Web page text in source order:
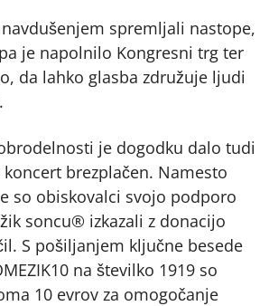
spremljali nastope,
je napolnilo Kongresni trg ter
da lahko glasba združuje ljudi
je dogodku dalo tudi
brezplačen. Namesto
so obiskovalci svojo podporo
soncu® izkazali z donacijo
S pošiljanjem ključne besede
na številko 1919 so
10 evrov za omogočanje